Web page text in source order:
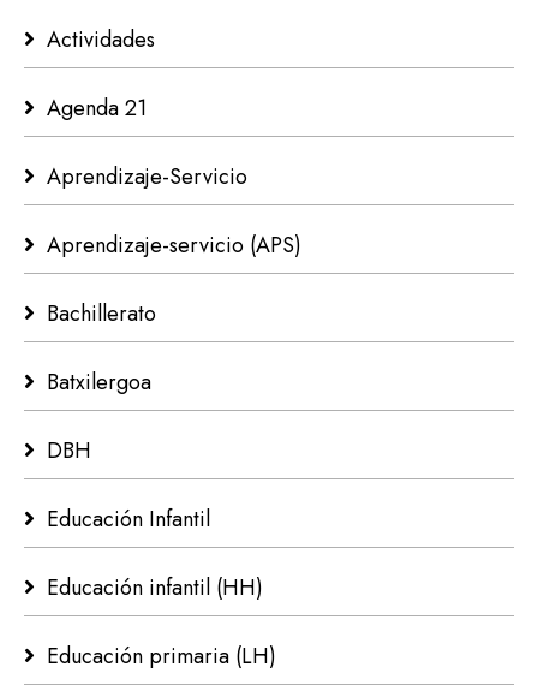
Actividades
Agenda 21
Aprendizaje-Servicio
Aprendizaje-servicio (APS)
Bachillerato
Batxilergoa
DBH
Educación Infantil
Educación infantil (HH)
Educación primaria (LH)